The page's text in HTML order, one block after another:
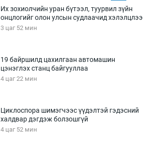
Их зохиолчийн уран бүтээл, туурвил зүйн
онцлогийг олон улсын судлаачид хэлэлцлээ
3 цаг 52 мин
19 байршилд цахилгаан автомашин
цэнэглэх станц байгууллаа
4 цаг 22 мин
Циклоспора шимэгчээс үүдэлтэй гэдэсний
халдвар дэгдэж болзошгүй
4 цаг 52 мин